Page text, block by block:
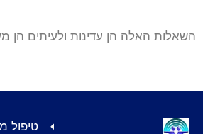
השאלות האלה הן עדינות ולעיתים הן
טיפול